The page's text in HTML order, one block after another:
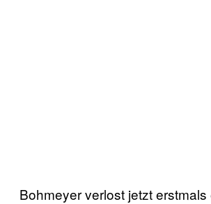
Bohmeyer verlost jetzt erstmals